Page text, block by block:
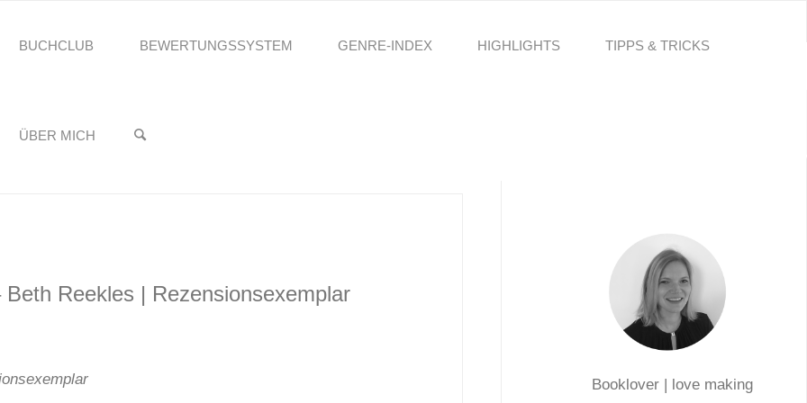
♥️
BUCHCLUB BEWERTUNGSSYSTEM GENRE-INDEX HIGHLIGHTS TIPPS & TRICKS
ÜBER MICH
Reekles | Rezensionsexemplar
Booklover | love making